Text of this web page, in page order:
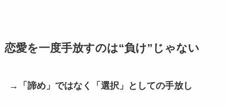
恋愛を一度手放すのは“負け”じゃない
→「諦め」ではなく「選択」としての手放し